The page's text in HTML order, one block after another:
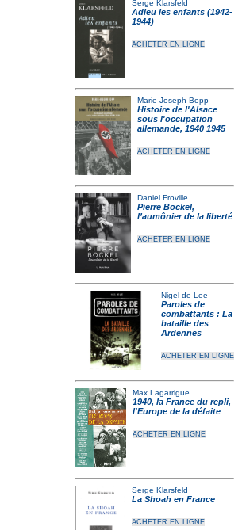
Serge Klarsfeld
Adieu les enfants (1942-
1944)
ACHETER EN LIGNE
Marie-Joseph Bopp
Histoire de l'Alsace
sous l'occupation
allemande, 1940 1945
ACHETER EN LIGNE
Daniel Froville
Pierre Bockel,
l’aumônier de la liberté
ACHETER EN LIGNE
Nigel de Lee
Paroles de
combattants : La
bataille des
Ardennes
ACHETER EN LIGNE
Max Lagarrigue
1940, la France du repli,
l'Europe de la défaite
ACHETER EN LIGNE
Serge Klarsfeld
La Shoah en France
ACHETER EN LIGNE